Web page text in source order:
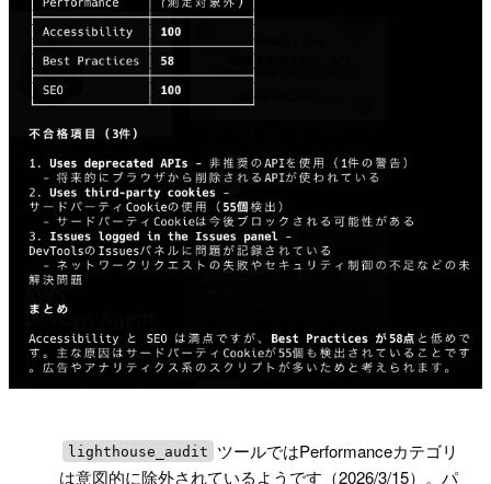
lighthouse_audit
ツールではPerformanceカテゴリ
は意図的に除外されているようです（2026/3/15）。パ